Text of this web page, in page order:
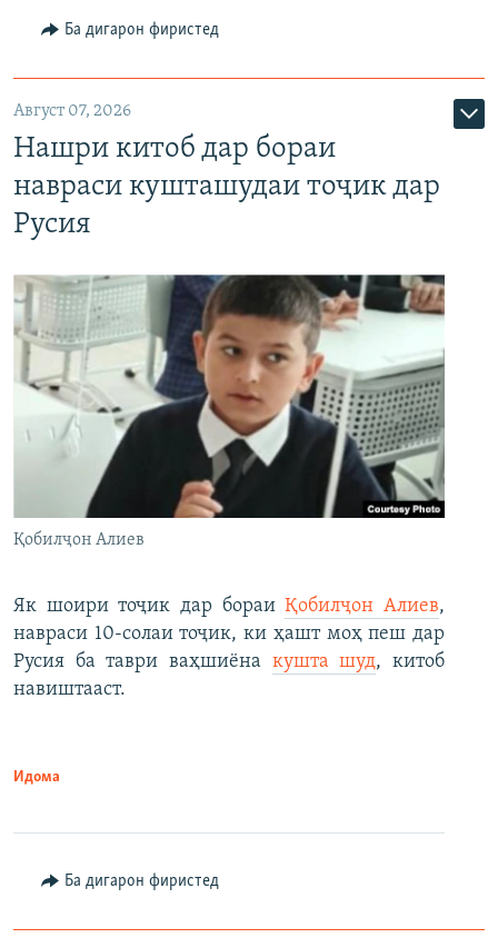
Ба дигарон фиристед
Август 07, 2026
Нашри китоб дар бораи
навраси кушташудаи тоҷик дар
Русия
Қобилҷон Алиев
Як шоири тоҷик дар бораиҚобилҷон Алиев,
навраси 10-солаи тоҷик, ки ҳашт моҳ пеш дар
Русия ба таври ваҳшиёна кушта шуд, китоб
навиштааст.
Идома
Ба дигарон фиристед